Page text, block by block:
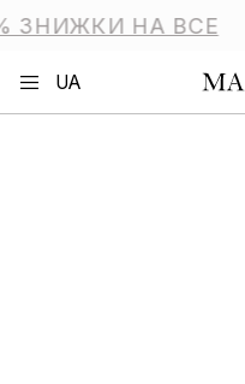
ЗНИЖКИ НА ВСЕ
UA